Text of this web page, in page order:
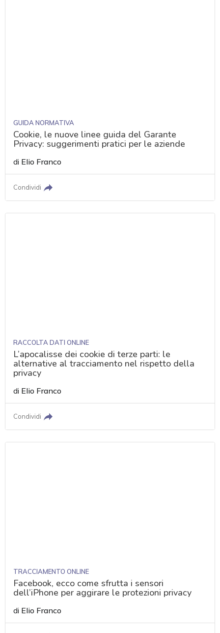
GUIDA NORMATIVA
Cookie, le nuove linee guida del Garante
Privacy: suggerimenti pratici per le aziende
di Elio Franco
Condividi
RACCOLTA DATI ONLINE
L’apocalisse dei cookie di terze parti: le
alternative al tracciamento nel rispetto della
privacy
di Elio Franco
Condividi
TRACCIAMENTO ONLINE
Facebook, ecco come sfrutta i sensori
dell’iPhone per aggirare le protezioni privacy
di Elio Franco